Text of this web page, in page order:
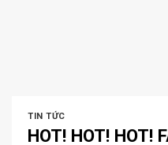
TIN TỨC
HOT! HOT! HOT!